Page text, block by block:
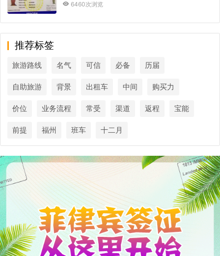
6460次浏览
推荐标签
旅游路线 名气 可信 必备 历届
自助旅游 背景 出租车 中间 购买力
价位 业务流程 常受 渠道 返程 宝能
前提 福州 班车 十二月